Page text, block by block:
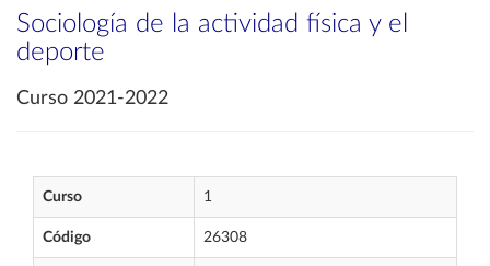
Sociología de la actividad física y el
deporte
Curso 2021-2022
Curso 1
Código 26308